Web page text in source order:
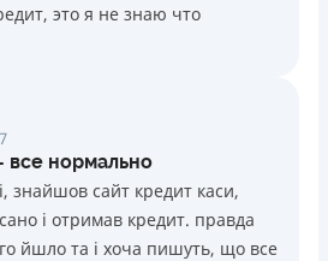
это я не знаю что
все нормально
знайшов сайт кредит каси,
і отримав кредит. правда
йшло та і хоча пишуть, що все